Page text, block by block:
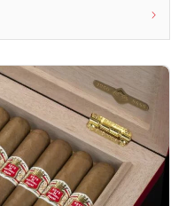
travaillent à domicile